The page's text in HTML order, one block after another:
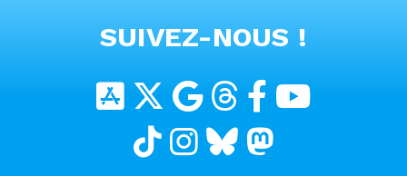
SUIVEZ-NOUS !